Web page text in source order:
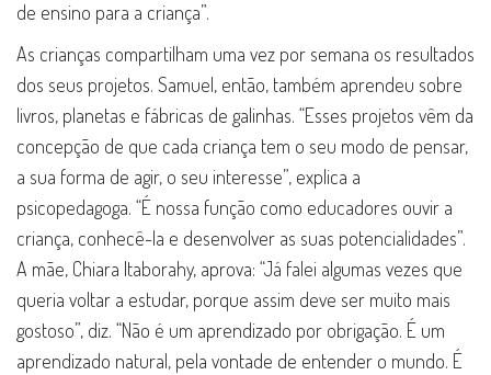
de ensino para a criança”.
As crianças compartilham uma vez por semana os resultados
dos seus projetos. Samuel, então, também aprendeu sobre
livros, planetas e fábricas de galinhas. “Esses projetos vêm da
concepção de que cada criança tem o seu modo de pensar,
a sua forma de agir, o seu interesse”, explica a
psicopedagoga. “É nossa função como educadores ouvir a
criança, conhecê-la e desenvolver as suas potencialidades”.
A mãe, Chiara Itaborahy, aprova: “Já falei algumas vezes que
queria voltar a estudar, porque assim deve ser muito mais
gostoso”, diz. “Não é um aprendizado por obrigação. É um
aprendizado natural, pela vontade de entender o mundo. É